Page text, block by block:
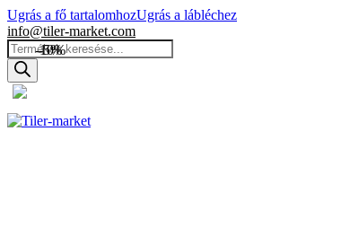
Ugrás a fő tartalomhozUgrás a lábléchez
info@tiler-market.com
Products
search
-5%
-10%